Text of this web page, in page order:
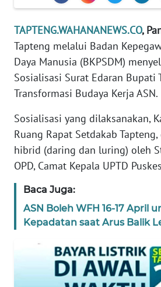
TAPTENG.WAHANANEWS.CO,
Tapteng melalui Badan
Daya Manusia (BKPSDM)
Sosialisasi Surat Edaran Bupati
Transformasi Budaya Kerja ASN.
Sosialisasi yang dilaksanakan,
Ruang Rapat Setdakab
hibrid (daring dan luring) oleh
OPD, Camat Kepala UPTD
Baca Juga:
ASN Boleh WFH 16-17 April
Kepadatan saat Arus Balik
PEDOMAN
SIBER
REDAKSI
KARIR
DISCLAIMER
Wahana
News
WN
SUMUT